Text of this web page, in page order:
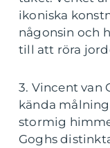
ikoniska
någonsin och
till att röra
3. Vincent van
kända
stormig
Goghs